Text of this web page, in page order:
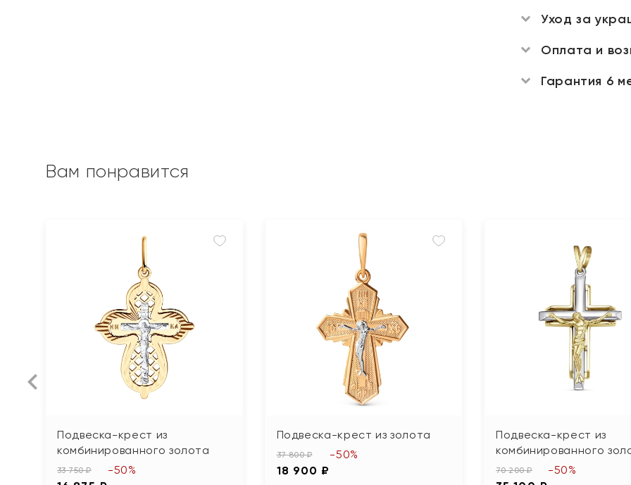
Уход за
Оплата и
Гарантия 6
Вам понравится
Подвеска-крест из
комбинированного золота
33 750 ₽ -50%
Подвеска-крест из золота
37 800 ₽
18 900 ₽
-50%
Подвеска-крест из
комбинированного
70 200 ₽ -50%